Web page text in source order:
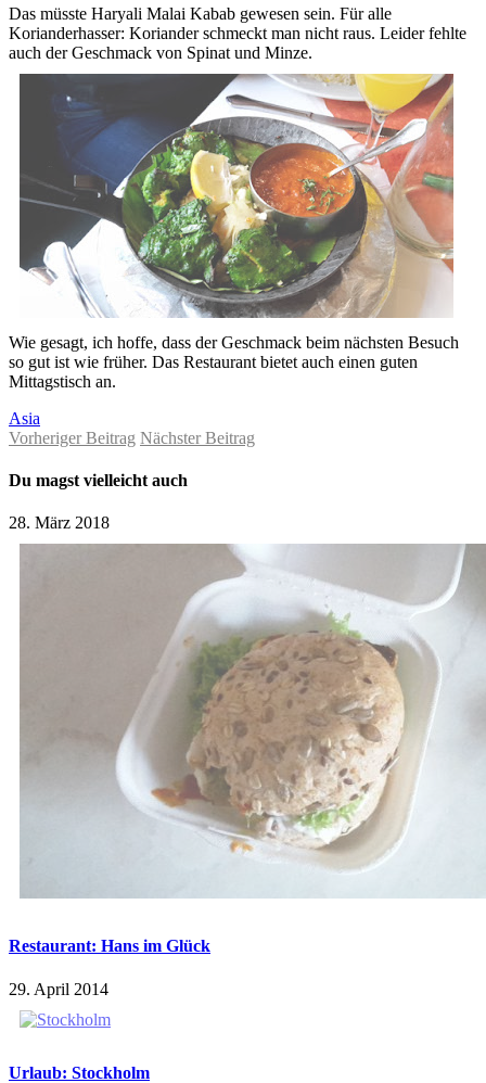
Das müsste Haryali Malai Kabab gewesen sein. Für alle
Korianderhasser: Koriander schmeckt man nicht raus. Leider fehlte
auch der Geschmack von Spinat und Minze.
Wie gesagt, ich hoffe, dass der Geschmack beim nächsten Besuch
so gut ist wie früher. Das Restaurant bietet auch einen guten
Mittagstisch an.
Asia
Vorheriger Beitrag Nächster Beitrag
Du magst vielleicht auch
28. März 2018
Restaurant: Hans im Glück
29. April 2014
Urlaub: Stockholm